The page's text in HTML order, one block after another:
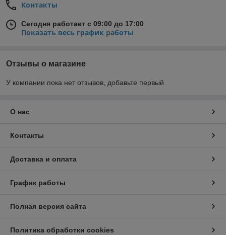
Контакты
Сегодня работает с 09:00 до 17:00
Показать весь график работы
Отзывы о магазине
У компании пока нет отзывов, добавьте первый
О нас
Контакты
Доставка и оплата
График работы
Полная версия сайта
Политика обработки cookies